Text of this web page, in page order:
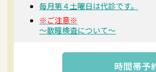
毎月第４土曜日は代診です。
※ご注意※
～散瞳検査について～
時間帯予